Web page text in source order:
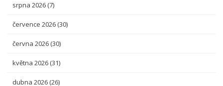
srpna 2026 (7)
července 2026 (30)
června 2026 (30)
května 2026 (31)
dubna 2026 (26)